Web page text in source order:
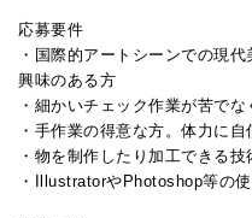
応募要件
・国際的アートシーンでの現
興味のある方
・細かいチェック作業が苦で
・手作業の得意な方。体力に自
・物を制作したり加工できる技
・IllustratorやPhotoshop等の